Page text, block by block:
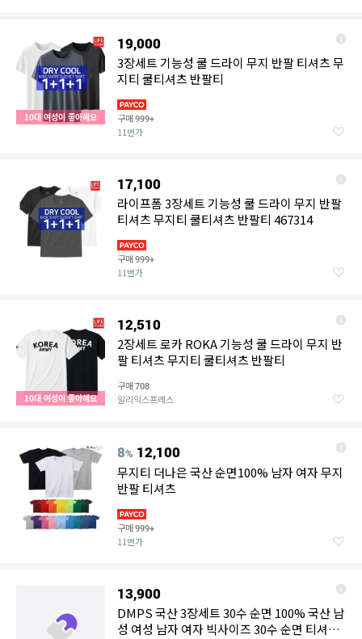
10대 여성이 좋아해요
19,000
3장세트 기능성 쿨 드라이 무지 반팔 티셔츠 무
지티 쿨티셔츠 반팔티
구매999+
11번가
17,100
라이프폼 3장세트 기능성 쿨 드라이 무지 반팔
티셔츠 무지티 쿨티셔츠 반팔티 467314
구매999+
11번가
10대 여성이 좋아해요
12,510
2장세트 로카 ROKA 기능성 쿨 드라이 무지 반
팔 티셔츠 무지티 쿨티셔츠 반팔티
구매708
알리익스프레스
8% 12,100
무지티 더나은 국산 순면100% 남자 여자 무지
반팔 티셔츠
구매999+
11번가
13,900
DMPS 국산 3장세트 30수 순면 100% 국산 남
성 여성 남자 여자 빅사이즈 30수 순면 티셔츠